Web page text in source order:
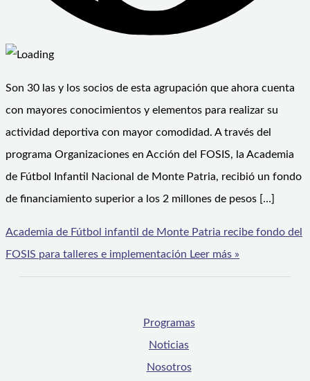
Son 30 las y los socios de esta agrupación que ahora cuenta
con mayores conocimientos y elementos para realizar su
actividad deportiva con mayor comodidad. A través del
programa Organizaciones en Acción del FOSIS, la Academia
de Fútbol Infantil Nacional de Monte Patria, recibió un fondo
de financiamiento superior a los 2 millones de pesos […]
Academia de Fútbol infantil de Monte Patria recibe fondo del
FOSIS para talleres e implementación Leer más »
Programas
Noticias
Nosotros